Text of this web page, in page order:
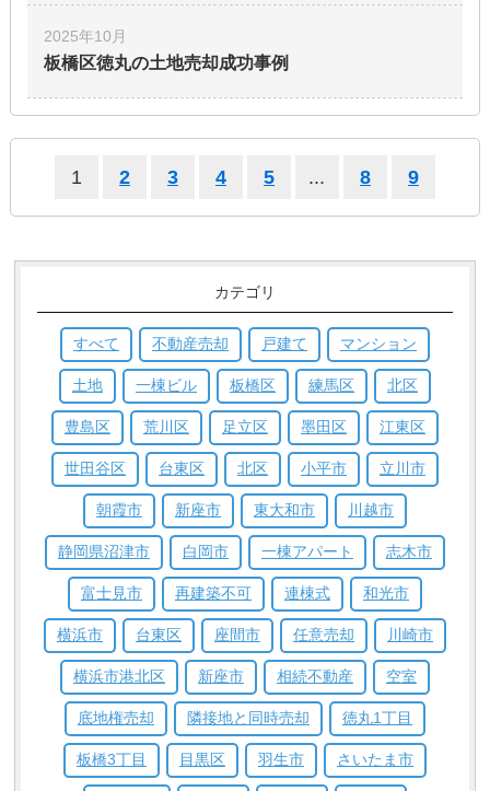
2025年10月
板橋区徳丸の土地売却成功事例
1 2 3 4 5 ... 8 9
カテゴリ
すべて 不動産売却 戸建て マンション
土地 一棟ビル 板橋区 練馬区 北区
豊島区 荒川区 足立区 墨田区 江東区
世田谷区 台東区 北区 小平市 立川市
朝霞市 新座市 東大和市 川越市
静岡県沼津市 白岡市 一棟アパート 志木市
富士見市 再建築不可 連棟式 和光市
横浜市 台東区 座間市 任意売却 川崎市
横浜市港北区 新座市 相続不動産 空室
底地権売却 隣接地と同時売却 徳丸1丁目
板橋3丁目 目黒区 羽生市 さいたま市